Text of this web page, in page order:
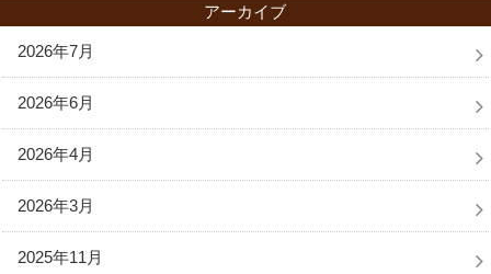
アーカイブ
2026年7月
2026年6月
2026年4月
2026年3月
2025年11月